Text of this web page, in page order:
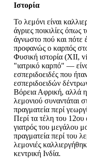
Ιστορία
Το λεμόνι είναι
άγριες ποικιλίες όπως
άγνωστο πού και πότε
προφανώς ο καρπός
Φυσική ιστορία (XII,
"ιατρικό καρπό" —
εσπεριδοειδές που
εσπεριδοειδών
Βόρεια Αφρική, αλλά
λεμονιού συναντάται
πραγματεία περί
Περί τα τέλη του
γιατρός του μεγάλου
πραγματεία περί του
λεμονιές
κεντρική Ινδία.